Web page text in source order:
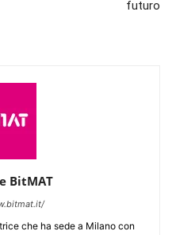
futuro
BitMAT
che ha sede a Milano con